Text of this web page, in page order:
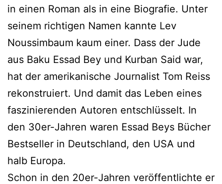
in einen Roman als in eine Biografie. Unter
seinem richtigen Namen kannte Lev
Noussimbaum kaum einer. Dass der Jude
aus Baku Essad Bey und Kurban Said war,
hat der amerikanische Journalist Tom Reiss
rekonstruiert. Und damit das Leben eines
faszinierenden Autoren entschlüsselt. In
den 30er-Jahren waren Essad Beys Bücher
Bestseller in Deutschland, den USA und
halb Europa.
Schon in den 20er-Jahren veröffentlichte er